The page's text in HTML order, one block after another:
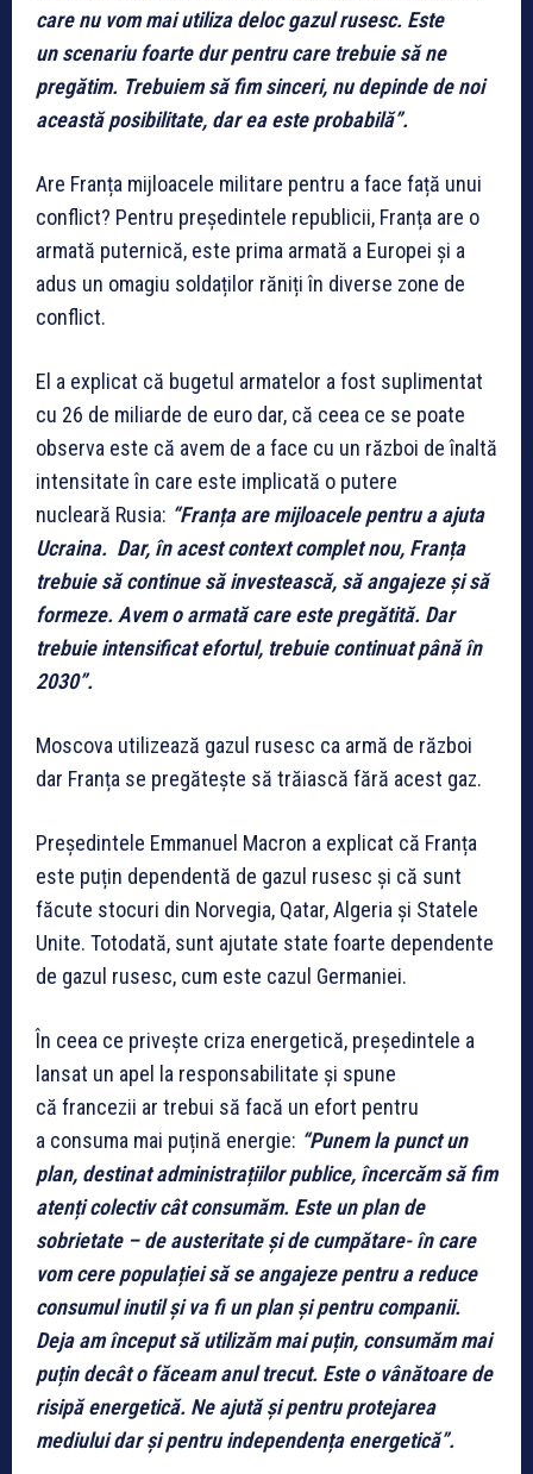
care nu vom mai utiliza deloc gazul rusesc. Este
un scenariu foarte dur pentru care trebuie să ne
pregătim. Trebuiem să fim sinceri, nu depinde de noi
această posibilitate, dar ea este probabilă”.
Are Franța mijloacele militare pentru a face față unui
conflict? Pentru președintele republicii, Franța are o
armată puternică, este prima armată a Europei și a
adus un omagiu soldaților răniți în diverse zone de
conflict.
El a explicat că bugetul armatelor a fost suplimentat
cu 26 de miliarde de euro dar, că ceea ce se poate
observa este că avem de a face cu un război de înaltă
intensitate în care este implicată o putere
nucleară Rusia: “Franța are mijloacele pentru a ajuta
Ucraina. Dar, în acest context complet nou, Franța
trebuie să continue să investească, să angajeze și să
formeze. Avem o armată care este pregătită. Dar
trebuie intensificat efortul, trebuie continuat până în
2030”.
Moscova utilizează gazul rusesc ca armă de război
dar Franța se pregătește să trăiască fără acest gaz.
Președintele Emmanuel Macron a explicat că Franța
este puțin dependentă de gazul rusesc și că sunt
făcute stocuri din Norvegia, Qatar, Algeria și Statele
Unite. Totodată, sunt ajutate state foarte dependente
de gazul rusesc, cum este cazul Germaniei.
În ceea ce privește criza energetică, președintele a
lansat un apel la responsabilitate și spune
că francezii ar trebui să facă un efort pentru
a consuma mai puțină energie: “Punem la punct un
plan, destinat administrațiilor publice, încercăm să fim
atenți colectiv cât consumăm. Este un plan de
sobrietate – de austeritate și de cumpătare- în care
vom cere populației să se angajeze pentru a reduce
consumul inutil și va fi un plan și pentru companii.
Deja am început să utilizăm mai puțin, consumăm mai
puțin decât o făceam anul trecut. Este o vânătoare de
risipă energetică. Ne ajută și pentru protejarea
mediului dar și pentru independența energetică”.